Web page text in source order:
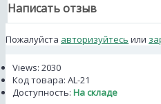
Написать отзыв
Пожалуйста авторизуйтесь или
Views: 2030
Код товара: AL-21
Доступность: На складе